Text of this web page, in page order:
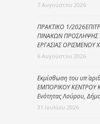
7 Αυγούστου 2026
ΠΡΑΚΤΙΚΟ 1/
ΠΙΝΑΚΩΝ
ΕΡΓΑΣΙΑΣ ΟΡΙΣΜΕΝΟΥ
6 Αυγούστου 2026
Εκμίσθωση του υπ΄
ΕΜΠΟΡΙΚΟΥ ΚΕΝΤΡΟΥ
Ενότητας Λούρου,
31 Ιουλίου 2026